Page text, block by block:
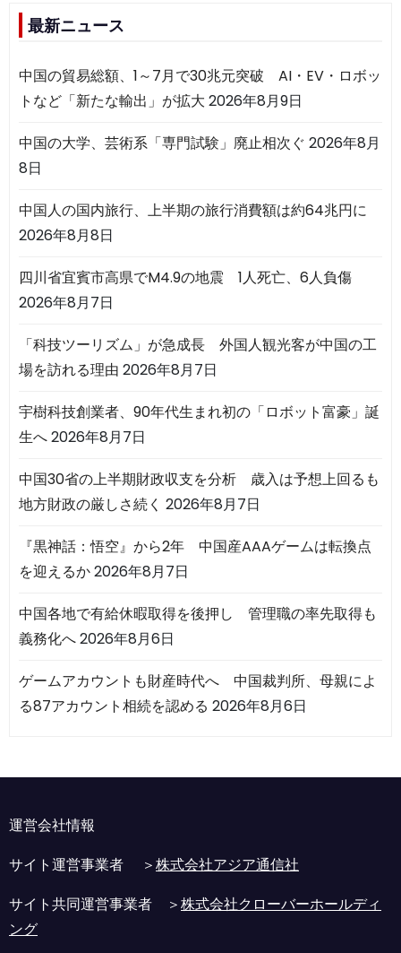
最新ニュース
中国の貿易総額、1～7月で30兆元突破 AI・EV・ロボッ
トなど「新たな輸出」が拡大 2026年8月9日
中国の大学、芸術系「専門試験」廃止相次ぐ 2026年8月
8日
中国人の国内旅行、上半期の旅行消費額は約64兆円に
2026年8月8日
四川省宜賓市高県でM4.9の地震 1人死亡、6人負傷
2026年8月7日
「科技ツーリズム」が急成長 外国人観光客が中国の工
場を訪れる理由 2026年8月7日
宇樹科技創業者、90年代生まれ初の「ロボット富豪」誕
生へ2026年8月7日
中国30省の上半期財政収支を分析 歳入は予想上回るも
地方財政の厳しさ続く 2026年8月7日
『黒神話：悟空』から2年 中国産AAAゲームは転換点
を迎えるか2026年8月7日
中国各地で有給休暇取得を後押し 管理職の率先取得も
義務化へ2026年8月6日
ゲームアカウントも財産時代へ 中国裁判所、母親によ
る87アカウント相続を認める 2026年8月6日
運営会社情報
サイト運営事業者 ＞株式会社アジア通信社
サイト共同運営事業者 ＞株式会社クローバーホールディ
ング